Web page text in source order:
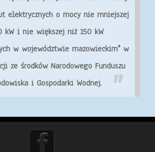
elektrycznych o mocy nie mniejszej
kW i nie większej niż 150 kW
w województwie mazowieckim" w
ze środków Narodowego Funduszu
i Gospodarki Wodnej.